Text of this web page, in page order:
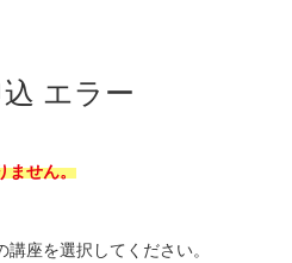
エラー
ません。
座を選択してください。